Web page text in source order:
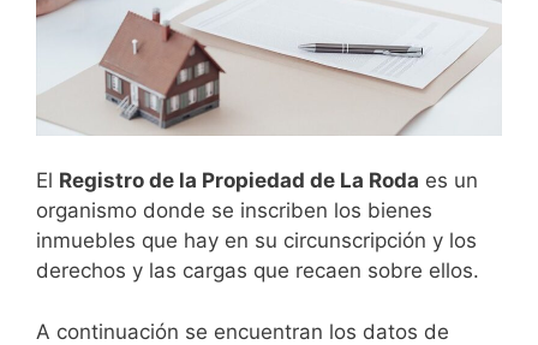
El Registro de la Propiedad de La Roda es un
organismo donde se inscriben los bienes
inmuebles que hay en su circunscripción y los
derechos y las cargas que recaen sobre ellos.
A continuación se encuentran los datos de